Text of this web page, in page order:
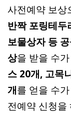
사전예약 보상
반짝 포링테
보물상자 등
상을 받을 수
스 20개, 고목
개를 얻을 수
전예약 신청을